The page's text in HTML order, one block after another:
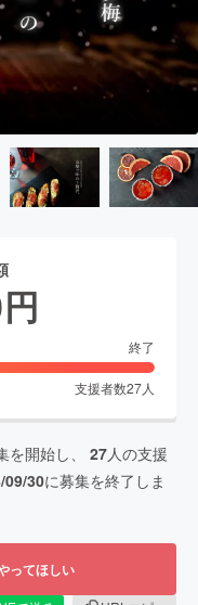
円
終了
支援者数27人
を開始し、 27人の支援
09/30に募集を終了しま
ってほしい